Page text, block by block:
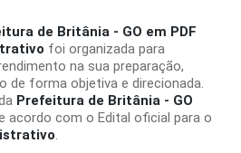
de Britânia - GO em PDF
foi organizada para
na sua preparação,
de forma objetiva e direcionada.
Prefeitura de Britânia - GO
acordo com o Edital oficial para o
.